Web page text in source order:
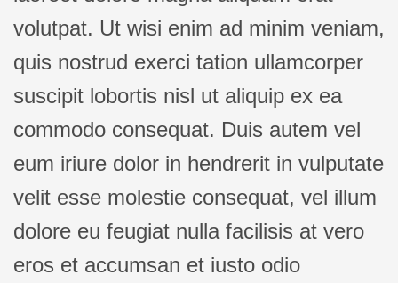
volutpat. Ut wisi enim ad minim veniam,
quis nostrud exerci tation ullamcorper
suscipit lobortis nisl ut aliquip ex ea
commodo consequat. Duis autem vel
eum iriure dolor in hendrerit in vulputate
velit esse molestie consequat, vel illum
dolore eu feugiat nulla facilisis at vero
eros et accumsan et iusto odio